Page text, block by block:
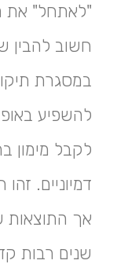
"לאתחל" את
חשוב להבין
במסגרת
להשפיע
לקבל מימון
דמיוניים.
אך התוצאות
שנים רבות